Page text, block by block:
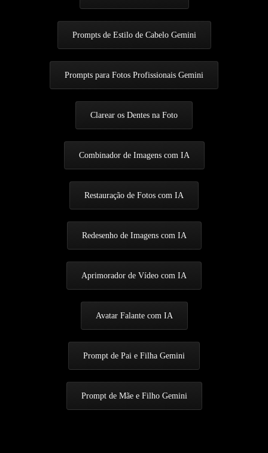
Prompts de Estilo de Cabelo Gemini
Prompts para Fotos Profissionais Gemini
Clarear os Dentes na Foto
Combinador de Imagens com IA
Restauração de Fotos com IA
Redesenho de Imagens com IA
Aprimorador de Vídeo com IA
Avatar Falante com IA
Prompt de Pai e Filha Gemini
Prompt de Mãe e Filho Gemini